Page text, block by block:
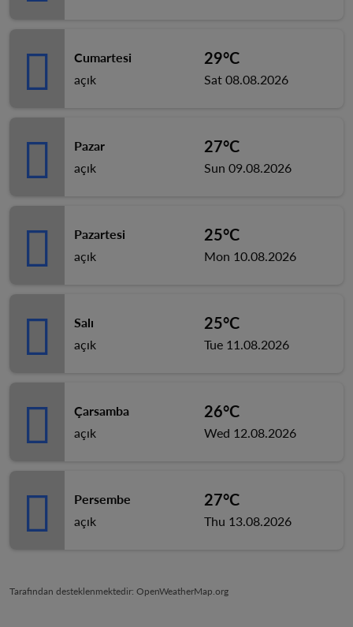
Cumartesi
açık
29°C
Sat 08.08.2026
Pazar
açık
27°C
Sun 09.08.2026
Pazartesi
açık
25°C
Mon 10.08.2026
Salı
açık
25°C
Tue 11.08.2026
Çarsamba
açık
26°C
Wed 12.08.2026
Persembe
açık
27°C
Thu 13.08.2026
Tarafından desteklenmektedir: OpenWeatherMap.org